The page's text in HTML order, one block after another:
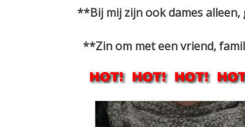
**Bij mij zijn ook dames
**Zin om met een vriend,